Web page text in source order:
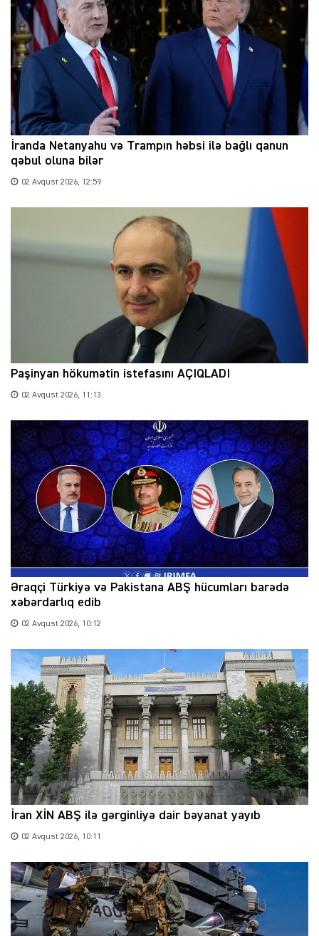
İranda Netanyahu və Trampın həbsi ilə bağlı qanun
qəbul oluna bilər
02 Avqust 2026, 12:59
Paşinyan hökumətin istefasını AÇIQLADI
02 Avqust 2026, 11:13
Əraqçi Türkiyə və Pakistana ABŞ hücumları barədə
xəbərdarlıq edib
02 Avqust 2026, 10:12
İran XİN ABŞ ilə gərginliyə dair bəyanat yayıb
02 Avqust 2026, 10:11